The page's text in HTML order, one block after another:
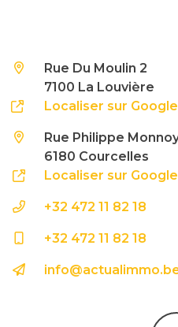
Rue Du Moulin 2
7100 La Louvière
Localiser sur
Rue Philippe
6180 Courcelles
Localiser sur
+32 472 11 82 18
+32 472 11 82 18